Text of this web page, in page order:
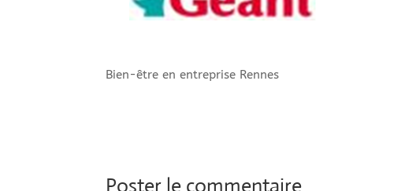
Bien-être en entreprise Rennes
Poster le commentaire